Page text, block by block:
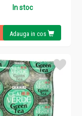
In stoc
Adauga in cos